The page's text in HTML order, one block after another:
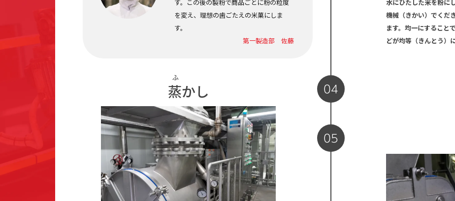
す。この後の製粉で商品ごとに粉の粒度
を変え、理想の歯ごたえの米菓にしま
す。
第一製造部 佐藤
ふ
蒸かし 04
05
水にひたした米を粉に
機械（きかい）でくだ
ます。均一にすること
どが均等（きんとう）